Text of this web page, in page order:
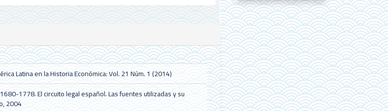
Latina en la Historia Económica: Vol. 21 Núm. 1 (2014)
1778. El circuito legal español. Las fuentes utilizadas y su
2004